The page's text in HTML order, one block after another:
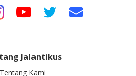
Jalantikus
Tentang Kami